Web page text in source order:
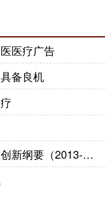
医疗广告
备良机
中医预防保健（治未病）服务科技创新纲要（2013-2020年）